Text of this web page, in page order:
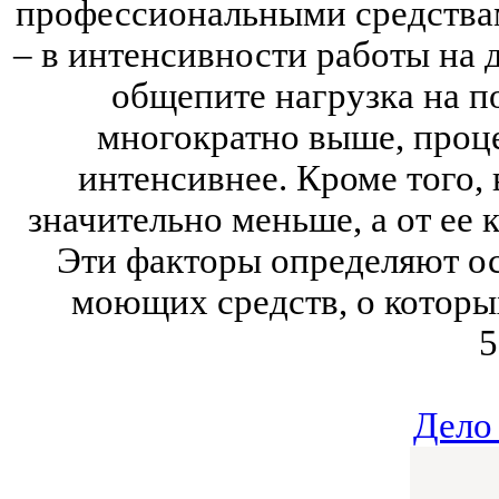
профессиональными
– в интенсивности работы
общепите нагрузка на
многократно выше,
интенсивнее. Кроме
значительно меньше, а от ее
Эти факторы определяют
моющих средств, о
Дело